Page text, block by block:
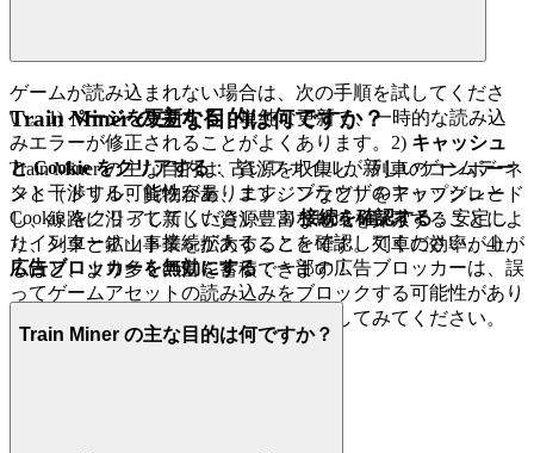
ゲームが読み込まれない場合は、次の手順を試してくださ
い。1) ページを更新する ：単純な更新で、一時的な読み込
みエラーが修正されることがよくあります。2) キャッシュ
と Cookie をクリアする：古いファイルが新しいゲームデー
タと干渉する可能性があります。ブラウザのキャッシュと
Cookie をクリアしてください。3)接続を確認する：安定し
たインターネット接続があることを確認してください。4)
広告ブロッカーを無効にする：一部の広告ブロッカーは、誤
ってゲームアセットの読み込みをブロックする可能性があり
ます。ゲームサイトでそれらを無効にしてみてください。
Train Miner の主な目的は何ですか？
Train Miner の主な目的は、資源を収集し、列車のコンポーネ
ント（ドリル、貨物容量、エンジンなど）をアップグレード
し、線路に沿って新しい資源豊富な地域を探索することによ
り、列車と鉱山事業を拡大することです。列車の効率が上が
るほど、より多くの富を蓄積できます！
Train Miner の主な目的は何ですか？